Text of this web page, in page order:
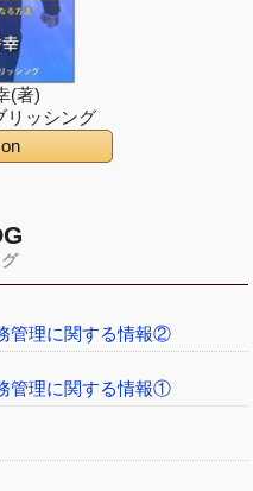
(著)
リッシング
管理に関する情報②
管理に関する情報①